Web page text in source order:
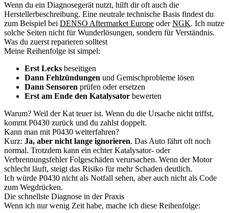
Wenn du ein Diagnosegerät nutzt, hilft dir oft auch die
Herstellerbeschreibung. Eine neutrale technische Basis findest du
zum Beispiel bei DENSO Aftermarket Europe oderNGK. Ich nutze
solche Seiten nicht für Wunderlösungen, sondern für Verständnis.
Was du zuerst reparieren solltest
Meine Reihenfolge ist simpel:
Erst Lecks beseitigen
Dann Fehlzündungen und Gemischprobleme lösen
Dann Sensoren prüfen oder ersetzen
Erst am Ende den Katalysator bewerten
Warum? Weil der Kat teuer ist. Wenn du die Ursache nicht triffst,
kommt P0430 zurück und du zahlst doppelt.
Kann man mit P0430 weiterfahren?
Kurz: Ja, aber nicht lange ignorieren. Das Auto fährt oft noch
normal. Trotzdem kann ein echter Katalysator- oder
Verbrennungsfehler Folgeschäden verursachen. Wenn der Motor
schlecht läuft, steigt das Risiko für mehr Schaden deutlich.
Ich würde P0430 nicht als Notfall sehen, aber auch nicht als Code
zum Wegdrücken.
Die schnellste Diagnose in der Praxis
Wenn ich nur wenig Zeit habe, mache ich diese Reihenfolge: